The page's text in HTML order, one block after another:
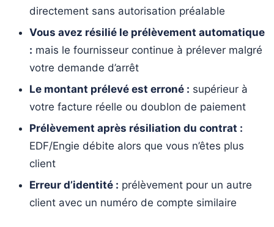
directement sans autorisation préalable
Vous avez résilié le prélèvement automatique
: mais le fournisseur continue à prélever malgré
votre demande d’arrêt
Le montant prélevé est erroné : supérieur à
votre facture réelle ou doublon de paiement
Prélèvement après résiliation du contrat :
EDF/Engie débite alors que vous n’êtes plus
client
Erreur d’identité : prélèvement pour un autre
client avec un numéro de compte similaire